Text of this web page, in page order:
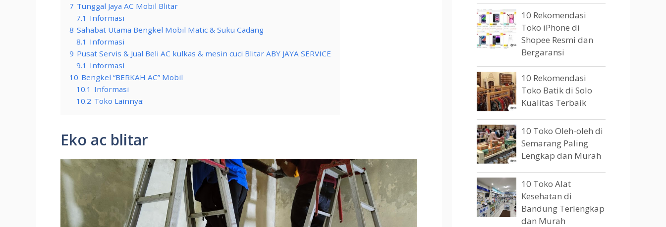
7 Tunggal Jaya AC Mobil Blitar
7.1 Informasi
8 Sahabat Utama Bengkel Mobil Matic & Suku Cadang
8.1 Informasi
9 Pusat Servis & Jual Beli AC kulkas & mesin cuci Blitar ABY JAYA SERVICE
9.1 Informasi
10 Bengkel “BERKAH AC” Mobil
10.1 Informasi
10.2 Toko Lainnya:
Eko ac blitar
10 Rekomendasi
Toko iPhone di
Shopee Resmi dan
Bergaransi
10 Rekomendasi
Toko Batik di Solo
Kualitas Terbaik
10 Toko Oleh-oleh di
Semarang Paling
Lengkap dan Murah
10 Toko Alat
Kesehatan di
Bandung Terlengkap
dan Murah